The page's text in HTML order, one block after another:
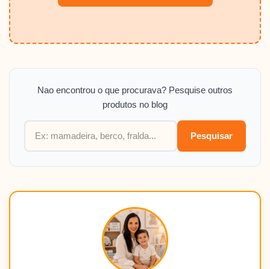
Nao encontrou o que procurava? Pesquise outros
produtos no blog
Pesquisar